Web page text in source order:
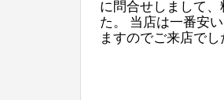
に問合せしまして
た。 当店は一番安
ますのでご来店でし